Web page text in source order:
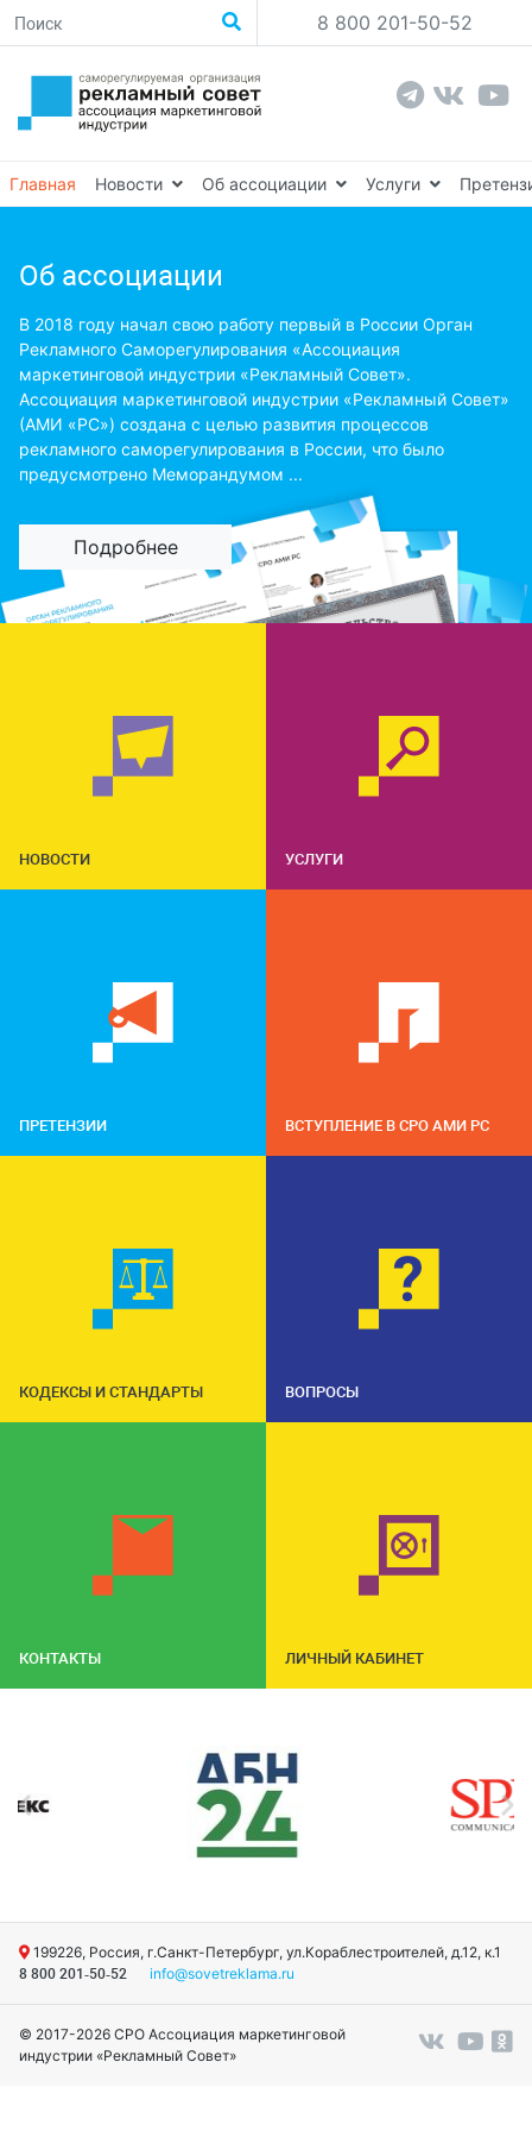
8 800 201-50-52
Главная Новости Об ассоциации Услуги
Об ассоциации
В 2018 году начал свою работу первый в России Орган
Рекламного Саморегулирования «Ассоциация
маркетинговой индустрии «Рекламный Совет».
Ассоциация маркетинговой индустрии «Рекламный Совет»
(АМИ «РС») создана с целью развития процессов
рекламного саморегулирования в России, что было
предусмотрено Меморандумом ...
Подробнее
НОВОСТИ УСЛУГИ
ПРЕТЕНЗИИ ВСТУПЛЕНИЕ В СРО АМИ РС
КОДЕКСЫ И СТАНДАРТЫ ВОПРОСЫ
КОНТАКТЫ ЛИЧНЫЙ КАБИНЕТ
199226, Россия, г.Санкт-Петербург, ул.Кораблестроителей, д.12, к.1
8 800 201-50-52 info@sovetreklama.ru
© 2017-2026 СРО Ассоциация маркетинговой
индустрии «Рекламный Совет»